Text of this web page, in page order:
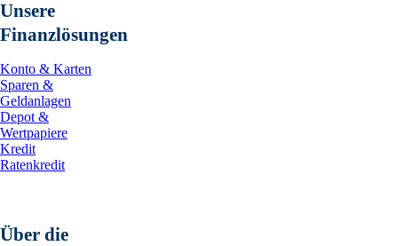
Unsere
Finanzlösungen
Konto & Karten
Sparen &
Geldanlagen
Depot &
Wertpapiere
Kredit
Ratenkredit
Über die